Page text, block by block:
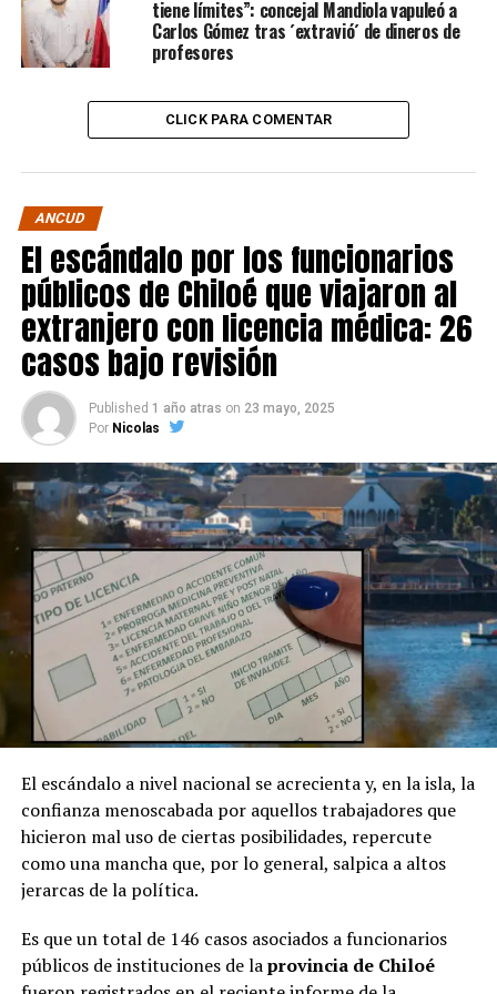
tiene límites”: concejal Mandiola vapuleó a
Carlos Gómez tras ´extravió´ de dineros de
profesores
CLICK PARA COMENTAR
ANCUD
El escándalo por los funcionarios
públicos de Chiloé que viajaron al
extranjero con licencia médica: 26
casos bajo revisión
Published 1 año atras on 23 mayo, 2025
Por Nicolas
El escándalo a nivel nacional se acrecienta y, en la isla, la
confianza menoscabada por aquellos trabajadores que
hicieron mal uso de ciertas posibilidades, repercute
como una mancha que, por lo general, salpica a altos
jerarcas de la política.
Es que un total de 146 casos asociados a funcionarios
públicos de instituciones de laprovincia de Chiloé